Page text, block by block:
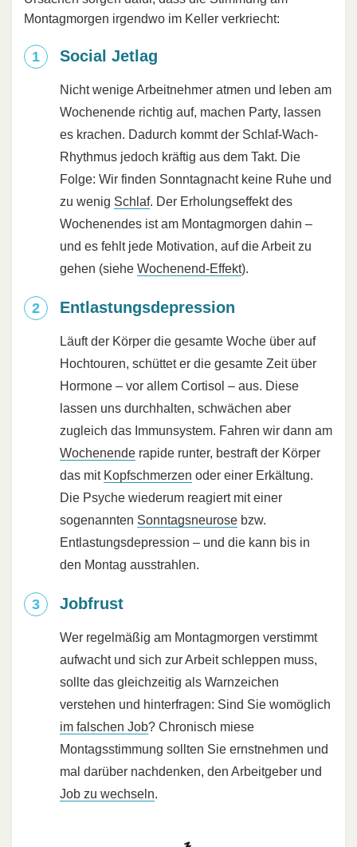
Montagmorgen irgendwo im Keller verkriecht:
Social Jetlag
Nicht wenige Arbeitnehmer atmen und leben am
Wochenende richtig auf, machen Party, lassen
es krachen. Dadurch kommt der Schlaf-Wach-
Rhythmus jedoch kräftig aus dem Takt. Die
Folge: Wir finden Sonntagnacht keine Ruhe und
zu wenig Schlaf. Der Erholungseffekt des
Wochenendes ist am Montagmorgen dahin –
und es fehlt jede Motivation, auf die Arbeit zu
gehen (siehe Wochenend-Effekt).
Entlastungsdepression
Läuft der Körper die gesamte Woche über auf
Hochtouren, schüttet er die gesamte Zeit über
Hormone – vor allem Cortisol – aus. Diese
lassen uns durchhalten, schwächen aber
zugleich das Immunsystem. Fahren wir dann am
Wochenende rapide runter, bestraft der Körper
das mit Kopfschmerzen oder einer Erkältung.
Die Psyche wiederum reagiert mit einer
sogenannten Sonntagsneurose bzw.
Entlastungsdepression – und die kann bis in
den Montag ausstrahlen.
Jobfrust
Wer regelmäßig am Montagmorgen verstimmt
aufwacht und sich zur Arbeit schleppen muss,
sollte das gleichzeitig als Warnzeichen
verstehen und hinterfragen: Sind Sie womöglich
im falschen Job? Chronisch miese
Montagsstimmung sollten Sie ernstnehmen und
mal darüber nachdenken, den Arbeitgeber und
Job zu wechseln.